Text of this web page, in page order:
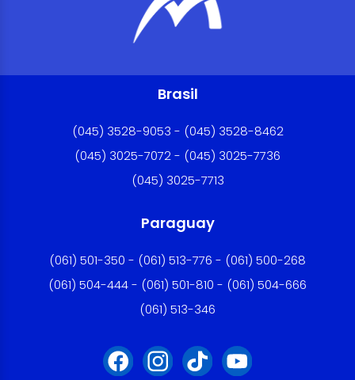
Brasil
(045) 3528-9053 - (045) 3528-8462
(045) 3025-7072 - (045) 3025-7736
(045) 3025-7713
Paraguay
(061) 501-350 - (061) 513-776 - (061) 500-268
(061) 504-444 - (061) 501-810 - (061) 504-666
(061) 513-346